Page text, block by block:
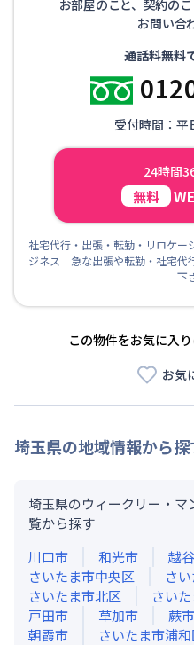
お部屋のこと、契約の
お問い合
通話料無料
受付時間：
24時間
無料
社宅代行・出張・転勤・リロケ
ジネス 急な出張や転勤・社宅代
下
この物件をお気に入
お気
埼玉県の地域情報から探
埼玉県のウィークリー・
覧から探す
川口市
和光市 越
さいたま市中央区
さ
さいたま市北区
さい
戸田市
草加市 蕨市
朝霞市
さいたま市浦和